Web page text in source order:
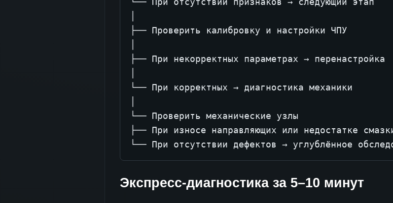
├── Проверить калибровку и настройки ЧПУ
├── При некорректных параметрах → перенастройка
└── При корректных → диагностика механики
└── Проверить механические узлы
├── При износе направляющих или недостатке
└── При отсутствии дефектов → углублённое
Экспресс-диагностика за 5–10 минут